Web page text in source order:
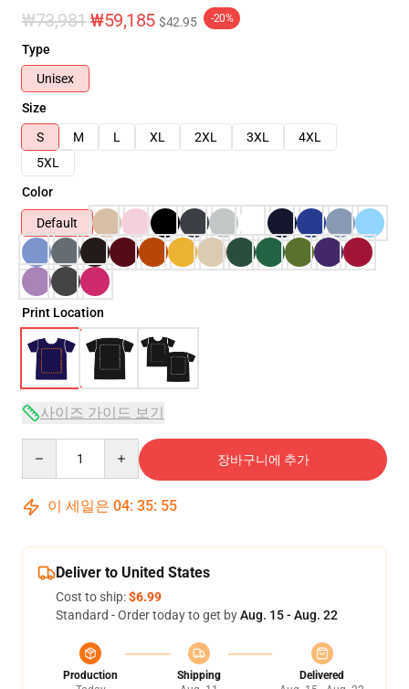
₩73,981 ₩59,185 $42.95 -20%
Type
Unisex
Size
S
M L XL 2XL 3XL
4XL
5XL
Color
Default
Print Location
사이즈 가이드 보기
장바구니에 추가
이 세일은 04: 35: 54
Deliver to United States
Cost to ship:$6.99
Standard - Order today to get byAug. 15 - Aug. 22
Production
Shipping
Delivered